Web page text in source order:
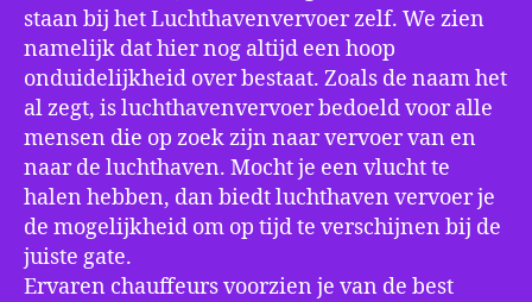
staan bij het Luchthavenvervoer zelf. We zien
namelijk dat hier nog altijd een hoop
onduidelijkheid over bestaat. Zoals de naam het
al zegt, is luchthavenvervoer bedoeld voor alle
mensen die op zoek zijn naar vervoer van en
naar de luchthaven. Mocht je een vlucht te
halen hebben, dan biedt luchthaven vervoer je
de mogelijkheid om op tijd te verschijnen bij de
juiste gate.
Ervaren chauffeurs voorzien je van de best